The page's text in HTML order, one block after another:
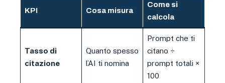
KPI Cosa misura
Come si
calcola
Tasso di
citazione
Quanto spesso
l’AI ti nomina
Prompt che ti
citano ÷
prompt totali ×
100